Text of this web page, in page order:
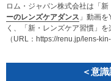
ロム・ジャパン株式会社は「
ーのレンズケアダンス 」動画
く、「新・レンズケア習慣」
（URL：https://renu.jp/lens-kin-
＜意